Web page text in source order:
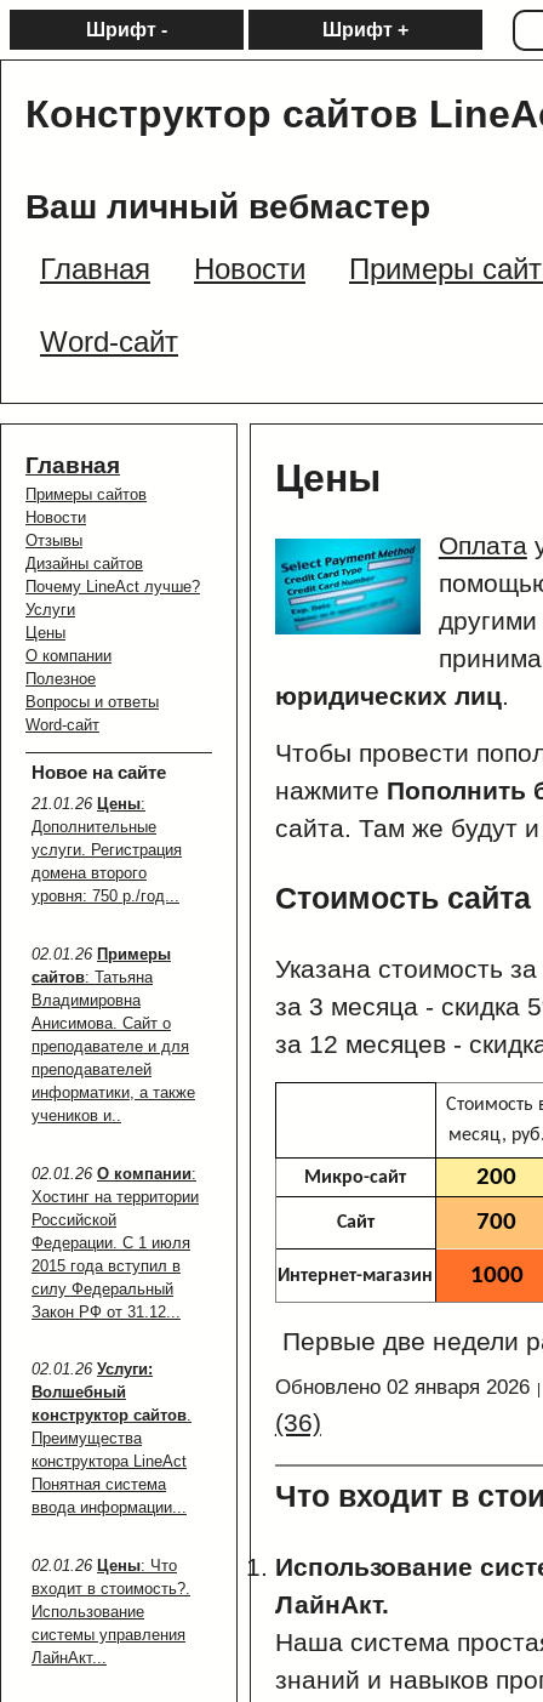
Шрифт - Шрифт +
Конструктор сайтов
Ваш личный вебмастер
Главная Новости Примеры
Word-сайт
Главная
Примеры сайтов
Новости
Отзывы
Дизайны сайтов
Почему LineAct лучше?
Услуги
Цены
О компании
Полезное
Вопросы и ответы
Word-сайт
Новое на сайте
21.01.26 Цены:
Дополнительные
услуги. Регистрация
домена второго
уровня: 750 р./год...
02.01.26 Примеры
сайтов: Татьяна
Владимировна
Анисимова. Сайт о
преподавателе и для
преподавателей
информатики, а также
учеников и..
02.01.26 О компании:
Хостинг на территории
Российской
Федерации. С 1 июля
2015 года вступил в
силу Федеральный
Закон РФ от 31.12...
02.01.26 Услуги:
Волшебный
конструктор сайтов.
Преимущества
конструктора LineAct
Понятная система
ввода информации...
02.01.26 Цены: Что
входит в стоимость?.
Использование
системы управления
ЛайнАкт...
Цены
Оплата
юридических лиц.
Чтобы провести
нажмите Пополнить
сайта. Там же будут
Стоимость сайта
Указана стоимость
за 3 месяца - скидка
за 12 месяцев -
Стоимость
месяц,
Микро-сайт 200
Сайт 700
Интернет-магазин 1000
Первые две недели
Обновлено 02 января 2026
(36)
Что входит в
Использование
ЛайнАкт.
Наша система
знаний и навыков